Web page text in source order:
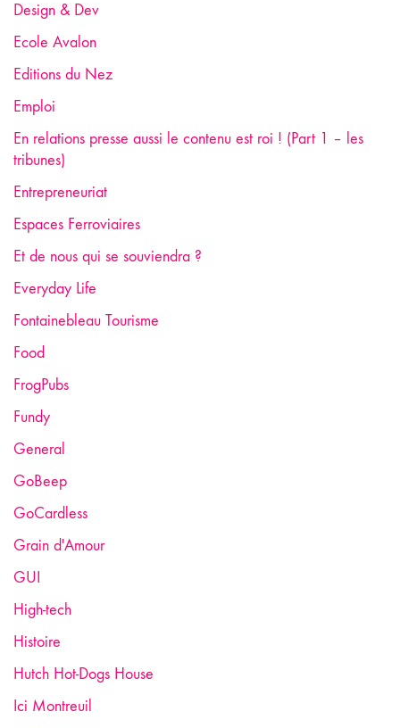
Design & Dev
Ecole Avalon
Editions du Nez
Emploi
En relations presse aussi le contenu est roi ! (Part 1 – les
tribunes)
Entrepreneuriat
Espaces Ferroviaires
Et de nous qui se souviendra ?
Everyday Life
Fontainebleau Tourisme
Food
FrogPubs
Fundy
General
GoBeep
GoCardless
Grain d'Amour
GUI
High-tech
Histoire
Hutch Hot-Dogs House
Ici Montreuil